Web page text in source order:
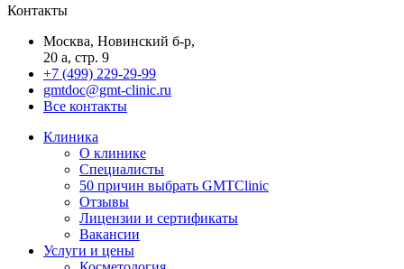
Контакты
Москва, Новинский б-р,
20 а, стр. 9
+7 (499) 229-29-99
gmtdoc@gmt-clinic.ru
Все контакты
Клиника
О клинике
Специалисты
50 причин выбрать GMTClinic
Отзывы
Лицензии и сертификаты
Вакансии
Услуги и цены